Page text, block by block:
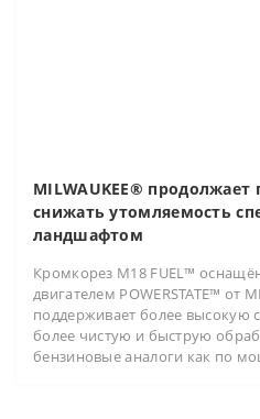
MILWAUKEE®
снижать утомляемость
ландшафтом
Кромкорез M18 FUEL™
двигателем POWERSTATE™ от
поддерживает более высокую
более чистую и быструю
бензиновые аналоги как по